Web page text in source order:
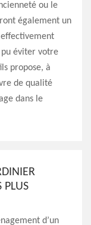
ou le
également un
pu éviter votre
propose, à
de qualité
dans le
PLUS
d’un